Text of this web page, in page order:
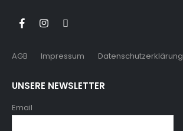
AGB Impressum Datenschutzerklärung
UNSERE NEWSLETTER
Email